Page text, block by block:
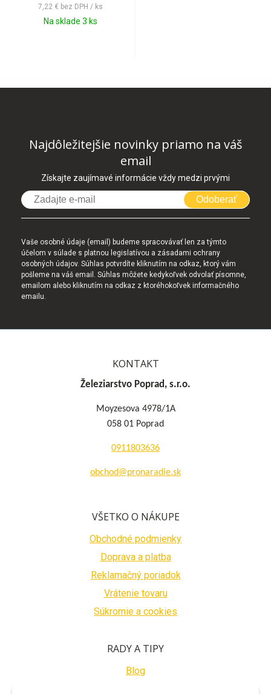
7,22 € bez DPH / ks
Na sklade 3 ks
Najdôležitejšie novinky priamo na váš
email
Získajte zaujímavé informácie vždy medzi prvými
Odoberať
Vaše osobné údaje (email) budeme spracovávať len za týmto
účelom v súlade s platnou legislatívou a zásadami ochrany
osobných údajov. Súhlas potvrdíte kliknutím na odkaz, ktorý vám
pošleme na váš email. Súhlas môžete kedykoľvek odvolať písomne,
emailom alebo kliknutím na odkaz z ktoréhokoľvek informačného
emailu.
KONTAKT
Železiarstvo Poprad, s.r.o.
Moyzesova 4978/1A
058 01 Poprad
0911803636
obchod@pronaradie.sk
VŠETKO O NÁKUPE
Obchodné podmienky
Doprava a platba
Reklamačný poriadok
Vrátenie tovaru
Súkromie a cookies
RADY A TIPY
Blog